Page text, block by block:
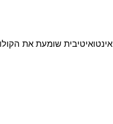
אינטואיטיבית שומעת את